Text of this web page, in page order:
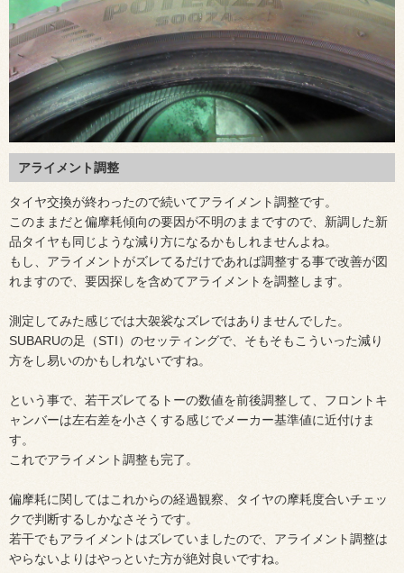
アライメント調整
タイヤ交換が終わったので続いてアライメント調整です。
このままだと偏摩耗傾向の要因が不明のままですので、新調した新
品タイヤも同じような減り方になるかもしれませんよね。
もし、アライメントがズレてるだけであれば調整する事で改善が図
れますので、要因探しを含めてアライメントを調整します。
測定してみた感じでは大袈裟なズレではありませんでした。
SUBARUの足（STI）のセッティングで、そもそもこういった減り
方をし易いのかもしれないですね。
という事で、若干ズレてるトーの数値を前後調整して、フロントキ
ャンバーは左右差を小さくする感じでメーカー基準値に近付けま
す。
これでアライメント調整も完了。
偏摩耗に関してはこれからの経過観察、タイヤの摩耗度合いチェッ
クで判断するしかなさそうです。
若干でもアライメントはズレていましたので、アライメント調整は
やらないよりはやっといた方が絶対良いですね。